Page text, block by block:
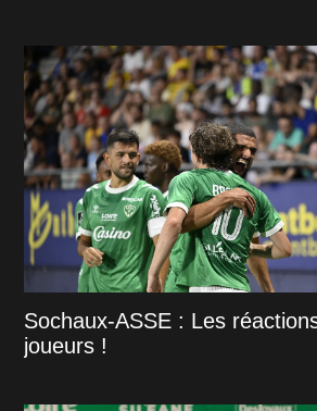
Sochaux-ASSE : Les
joueurs !